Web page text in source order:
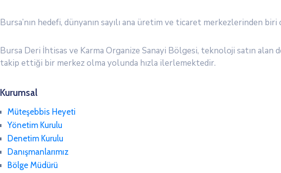
Bursa’nın hedefi, dünyanın sayılı ana üretim ve ticaret merkezlerinden biri
Bursa Deri İhtisas ve Karma Organize Sanayi Bölgesi, teknoloji satın
takip ettiği bir merkez olma yolunda hızla ilerlemektedir.
Kurumsal
Müteşebbis Heyeti
Yönetim Kurulu
Denetim Kurulu
Danışmanlarımız
Bölge Müdürü